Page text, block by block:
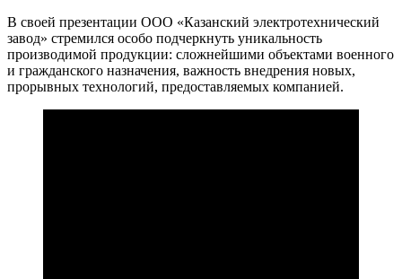
В своей презентации ООО «Казанский электротехнический
завод» стремился особо подчеркнуть уникальность
производимой продукции: сложнейшими объектами военного
и гражданского назначения, важность внедрения новых,
прорывных технологий, предоставляемых компанией.